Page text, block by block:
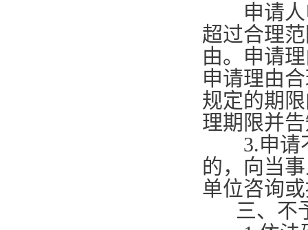
申请人
超过合理
由。申请
申请理由
规定的期
理期限并
3.申请
的，向当
单位咨询
三、不